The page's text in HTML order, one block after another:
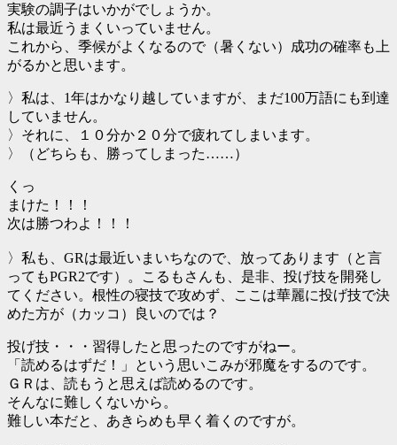
実験の調子はいかがでしょうか。
私は最近うまくいっていません。
これから、季候がよくなるので（暑くない）成功の確率も上
がるかと思います。
〉私は、1年はかなり越していますが、まだ100万語にも到達
していません。
〉それに、１０分か２０分で疲れてしまいます。
〉（どちらも、勝ってしまった……）
くっ
まけた！！！
次は勝つわよ！！！
〉私も、GRは最近いまいちなので、放ってあります（と言
ってもPGR2です）。こるもさんも、是非、投げ技を開発し
てください。根性の寝技で攻めず、ここは華麗に投げ技で決
めた方が（カッコ）良いのでは？
投げ技・・・習得したと思ったのですがねー。
「読めるはずだ！」という思いこみが邪魔をするのです。
ＧＲは、読もうと思えば読めるのです。
そんなに難しくないから。
難しい本だと、あきらめも早く着くのですが。